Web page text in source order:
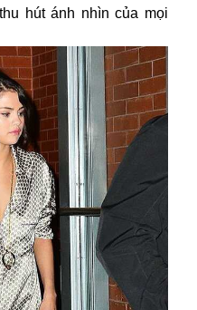
hút ánh nhìn của mọi